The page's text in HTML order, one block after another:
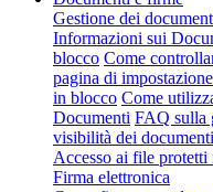
Gestione dei
Informazioni sui
blocco Come
pagina di
in blocco Come
Documenti FAQ sulla
visibilità dei documenti
Accesso ai file
Firma elettronica